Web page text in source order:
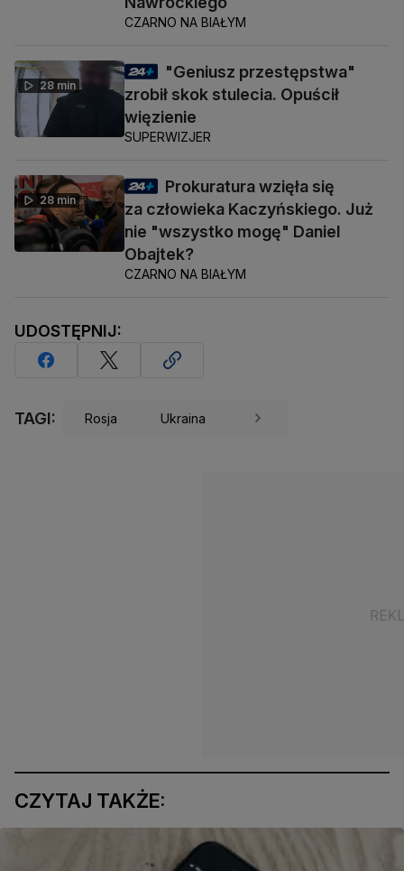
CZARNO NA BIAŁYM
28 min
"Geniusz przestępstwa"
zrobił skok stulecia. Opuścił
więzienie
SUPERWIZJER
28 min
Prokuratura wzięła się
za człowieka Kaczyńskiego. Już
nie "wszystko mogę" Daniel
Obajtek?
CZARNO NA BIAŁYM
UDOSTĘPNIJ:
TAGI: Rosja Ukraina
CZYTAJ TAKŻE: